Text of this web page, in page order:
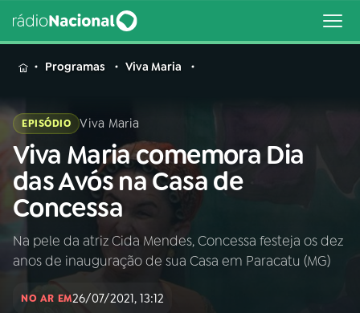
MENU
Buscar
na
Rádio
Nacional
Buscar
AO VIVO
INÍCIO
Programas Viva Maria
EPISÓDIO Viva Maria
Viva Maria comemora Dia
das Avós na Casa de
Concessa
Na pele da atriz Cida Mendes, Concessa festeja os dez
anos de inauguração de sua Casa em Paracatu (MG)
NO AR EM26/07/2021, 13:12